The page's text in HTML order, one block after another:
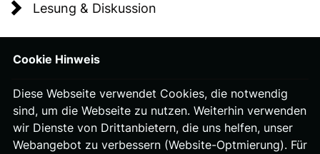
Lesung & Diskussion
IMPRESSUM
DATENSCHUTZ
Cookie Hinweis
Diese Webseite verwendet Cookies, die notwendig
sind, um die Webseite zu nutzen. Weiterhin verwenden
wir Dienste von Drittanbietern, die uns helfen, unser
Webangebot zu verbessern (Website-Optmierung). Für